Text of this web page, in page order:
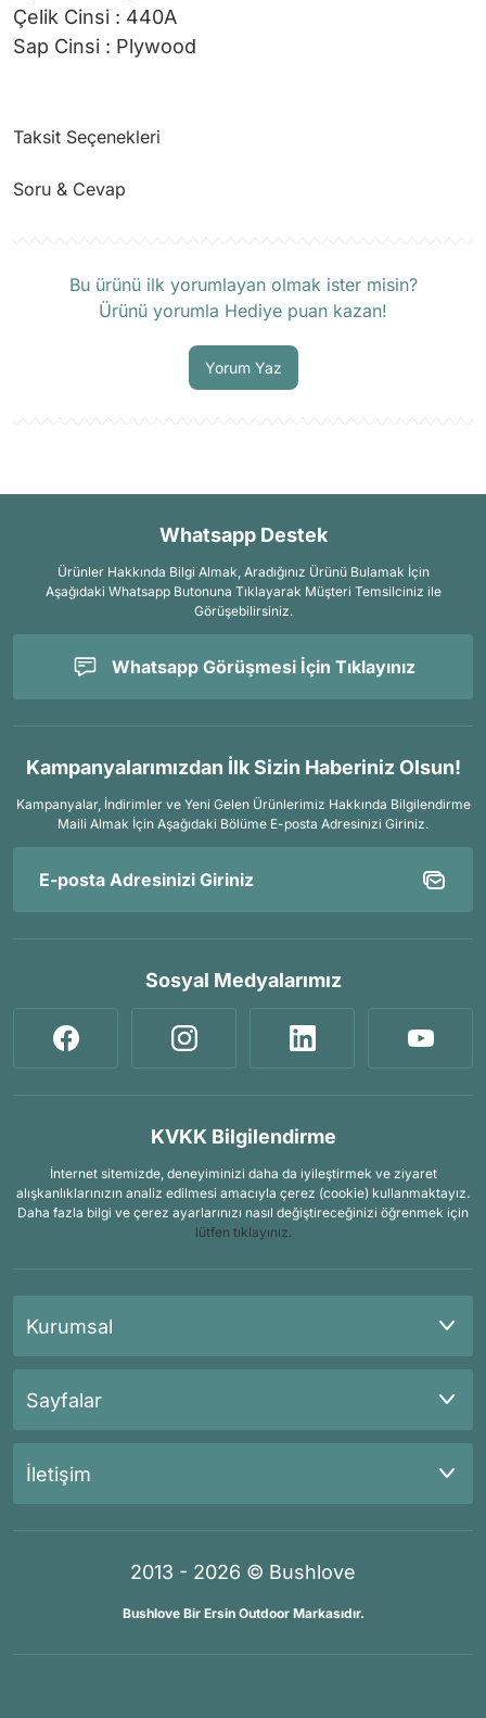
Çelik Cinsi : 440A
Sap Cinsi : Plywood
Taksit Seçenekleri
Soru & Cevap
Bu ürünü ilk yorumlayan olmak ister misin?
Ürünü yorumla Hediye puan kazan!
Yorum Yaz
Whatsapp Destek
Ürünler Hakkında Bilgi Almak, Aradığınız Ürünü Bulamak İçin
Aşağıdaki Whatsapp Butonuna Tıklayarak Müşteri Temsilciniz ile
Görüşebilirsiniz.
Whatsapp Görüşmesi İçin Tıklayınız
Kampanyalarımızdan İlk Sizin Haberiniz Olsun!
Kampanyalar, İndirimler ve Yeni Gelen Ürünlerimiz Hakkında Bilgilendirme
Maili Almak İçin Aşağıdaki Bölüme E-posta Adresinizi Giriniz.
Sosyal Medyalarımız
KVKK Bilgilendirme
İnternet sitemizde, deneyiminizi daha da iyileştirmek ve ziyaret
alışkanlıklarınızın analiz edilmesi amacıyla çerez (cookie) kullanmaktayız.
Daha fazla bilgi ve çerez ayarlarınızı nasıl değiştireceğinizi öğrenmek için
lütfen tıklayınız.
Kurumsal
Sayfalar
İletişim
2013 - 2026 © Bushlove
Bushlove Bir Ersin Outdoor Markasıdır.